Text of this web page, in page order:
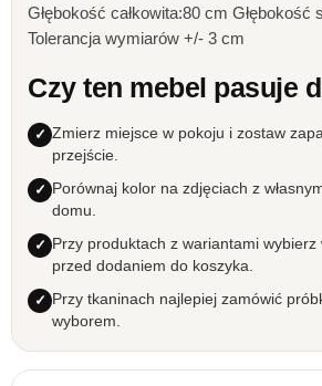
Głębokość całkowita:80 cm Głębokość
Tolerancja wymiarów +/- 3 cm
Czy ten mebel pasuje
Zmierz miejsce w pokoju i zostaw
przejście.
Porównaj kolor na zdjęciach z
domu.
Przy produktach z wariantami wybierz
przed dodaniem do koszyka.
Przy tkaninach najlepiej zamówić
wyborem.